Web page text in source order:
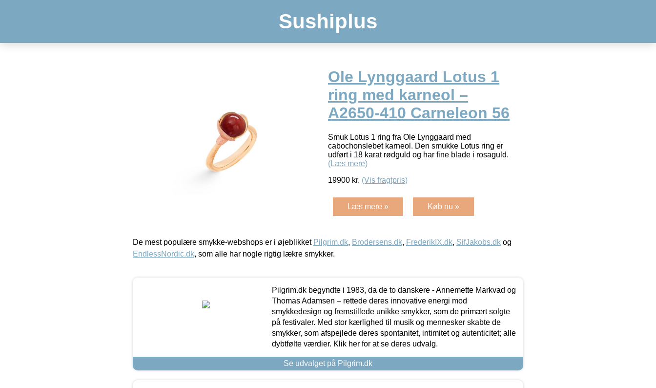
Sushiplus
Ole Lynggaard Lotus 1
ring med karneol –
A2650-410 Carneleon 56
Smuk Lotus 1 ring fra Ole Lynggaard med
cabochonslebet karneol. Den smukke Lotus ring er
udført i 18 karat rødguld og har fine blade i rosaguld.
(Læs mere)
19900 kr. (Vis fragtpris)
Læs mere » Køb nu »
De mest populære smykke-webshops er i øjeblikket Pilgrim.dk, Brodersens.dk, FrederikIX.dk, SifJakobs.dk og
EndlessNordic.dk, som alle har nogle rigtig lækre smykker.
Pilgrim.dk begyndte i 1983, da de to danskere - Annemette Markvad og
Thomas Adamsen – rettede deres innovative energi mod
smykkedesign og fremstillede unikke smykker, som de primært solgte
på festivaler. Med stor kærlighed til musik og mennesker skabte de
smykker, som afspejlede deres spontanitet, intimitet og autenticitet; alle
dybtfølte værdier. Klik her for at se deres udvalg.
Se udvalget på Pilgrim.dk